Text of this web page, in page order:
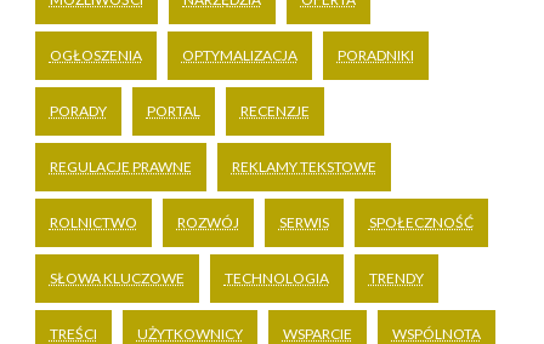
OGŁOSZENIA OPTYMALIZACJA PORADNIKI
PORADY PORTAL RECENZJE
REGULACJE PRAWNE REKLAMY TEKSTOWE
ROLNICTWO ROZWÓJ SERWIS SPOŁECZNOŚĆ
SŁOWA KLUCZOWE TECHNOLOGIA TRENDY
TREŚCI UŻYTKOWNICY WSPARCIE WSPÓLNOTA